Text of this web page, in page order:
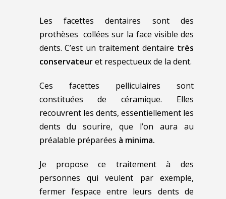
Les facettes dentaires sont des
prothèses collées sur la face visible des
dents. C’est un traitement dentaire très
conservateuret respectueux de la dent.
Ces facettes pelliculaires sont
constituées de céramique. Elles
recouvrent les dents, essentiellement les
dents du sourire, que l’on aura au
préalable préparées à minima.
Je propose ce traitement à des
personnes qui veulent par exemple,
fermer l’espace entre leurs dents de